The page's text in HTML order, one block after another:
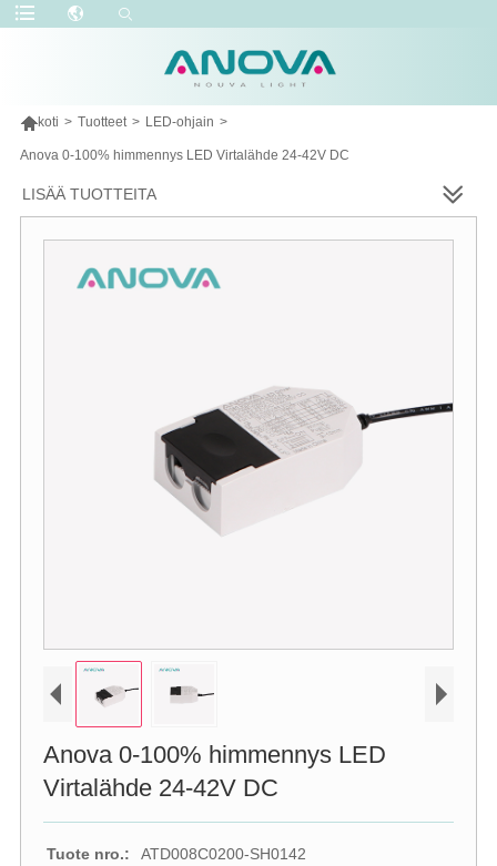
koti > Tuotteet > LED-ohjain >
Anova 0-100% himmennys LED Virtalähde 24-42V DC
LISÄÄ TUOTTEITA
Anova 0-100% himmennys LED
Virtalähde 24-42V DC
Tuote nro.:
ATD008C0200-SH0142